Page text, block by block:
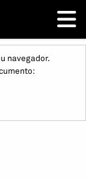
navegador.